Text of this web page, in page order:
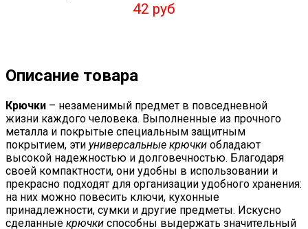
42 руб
Описание товара
Крючки – незаменимый предмет в повседневной
жизни каждого человека. Выполненные из прочного
металла и покрытые специальным защитным
покрытием, эти универсальные крючки обладают
высокой надежностью и долговечностью. Благодаря
своей компактности, они удобны в использовании и
прекрасно подходят для организации удобного хранения:
на них можно повесить ключи, кухонные
принадлежности, сумки и другие предметы. Искусно
сделанные крючки способны выдержать значительный